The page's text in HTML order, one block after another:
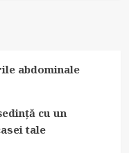
abdominale
cu un
tale